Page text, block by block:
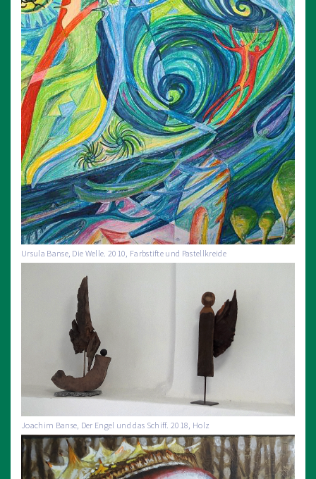
Ursula Banse, Die Welle. 2010, Farbstifte und Pastellkreide
Joachim Banse, Der Engel und das Schiff. 2018, Holz